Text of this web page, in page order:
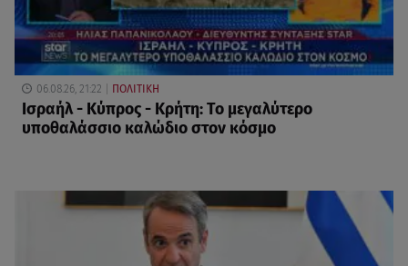
06.08.26, 21:22 ΠΟΛΙΤΙΚΗ
Ισραήλ - Κύπρος - Κρήτη: Το μεγαλύτερο
υποθαλάσσιο καλώδιο στον κόσμο